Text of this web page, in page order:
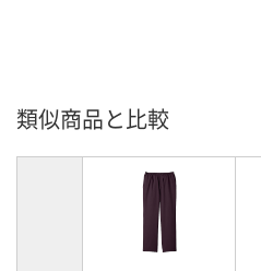
類似商品と比較